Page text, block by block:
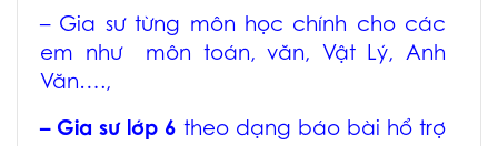
– Gia sư từng môn học chính cho các
em như môn toán, văn, Vật Lý, Anh
Văn….,
– Gia sư lớp 6 theo dạng báo bài hổ trợ